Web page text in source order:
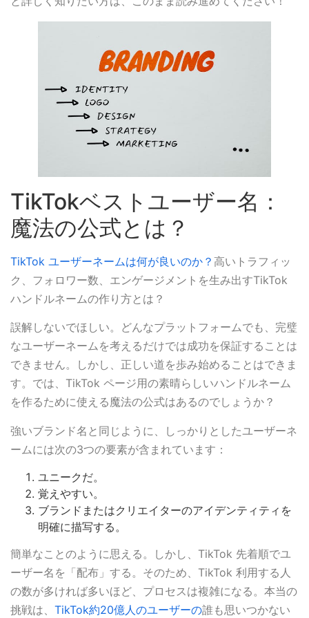
TikTokベストユーザー名：
魔法の公式とは？
TikTok ユーザーネームは何が良いのか？ 高いトラフィッ
ク、フォロワー数、エンゲージメントを生み出すTikTok
ハンドルネームの作り方とは？
誤解しないでほしい。どんなプラットフォームでも、完璧
なユーザーネームを考えるだけでは成功を保証することは
できません。しかし、正しい道を歩み始めることはできま
す。では、TikTok ページ用の素晴らしいハンドルネーム
を作るために使える魔法の公式はあるのでしょうか？
強いブランド名と同じように、しっかりとしたユーザーネ
ームには次の3つの要素が含まれています：
ユニークだ。
覚えやすい。
ブランドまたはクリエイターのアイデンティティを
明確に描写する。
簡単なことのように思える。しかし、TikTok 先着順でユ
ーザー名を「配布」する。そのため、TikTok 利用する人
の数が多ければ多いほど、プロセスは複雑になる。本当の
挑戦は、 TikTok約20億人のユーザーの誰も思いつかない